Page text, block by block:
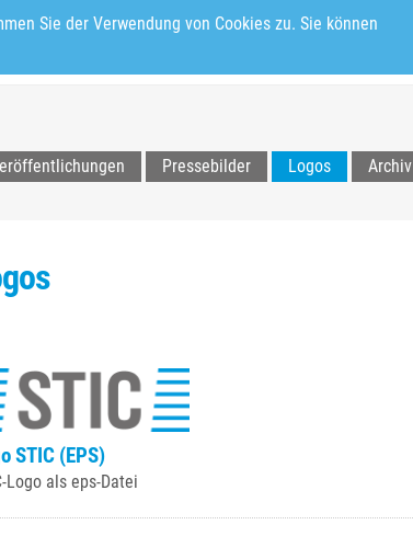
Sie der Verwendung von Cookies zu. Sie können
Pressebilder Logos Archiv
STIC (EPS)
Logo als eps-Datei